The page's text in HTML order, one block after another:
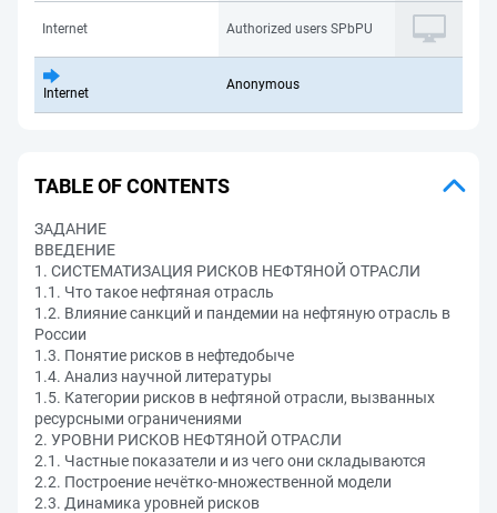
Internet Authorized users SPbPU
Internet
Anonymous
TABLE OF CONTENTS
ЗАДАНИЕ
ВВЕДЕНИЕ
1. СИСТЕМАТИЗАЦИЯ РИСКОВ НЕФТЯНОЙ ОТРАСЛИ
1.1. Что такое нефтяная отрасль
1.2. Влияние санкций и пандемии на нефтяную отрасль в
России
1.3. Понятие рисков в нефтедобыче
1.4. Анализ научной литературы
1.5. Категории рисков в нефтяной отрасли, вызванных
ресурсными ограничениями
2. УРОВНИ РИСКОВ НЕФТЯНОЙ ОТРАСЛИ
2.1. Частные показатели и из чего они складываются
2.2. Построение нечётко-множественной модели
2.3. Динамика уровней рисков